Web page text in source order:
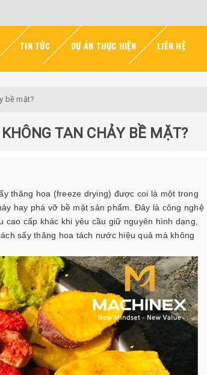
TIN TỨC DỰ ÁN THỰC HIỆN LIÊN HỆ
bề mặt?
TAN CHẢY BỀ MẶT?
thăng hoa (freeze drying) được coi là một trong
hay phá vỡ bề mặt sản phẩm. Đây là công nghệ
cấp khác khi yêu cầu giữ nguyên hình dạng,
sấy thăng hoa tách nước hiệu quả mà không